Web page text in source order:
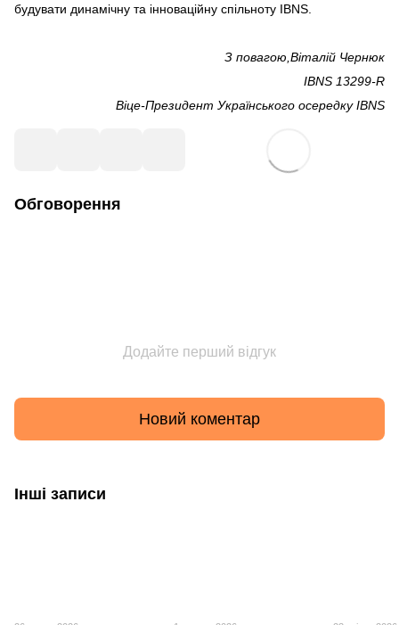
будувати динамічну та інноваційну спільноту IBNS.
З повагою,Віталій Чернюк
IBNS 13299-R
Віце-Президент Українського осередку IBNS
Обговорення
Додайте перший відгук
Новий коментар
Інші записи